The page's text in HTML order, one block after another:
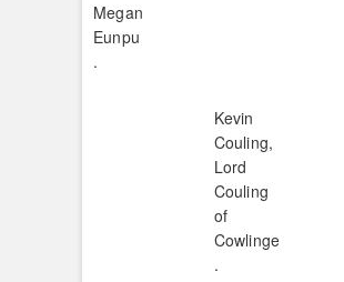
Megan
Eunpu
.
Kevin
Couling,
Lord
Couling
of
Cowlinge
.